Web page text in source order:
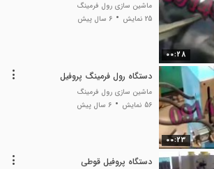
00:28
ماشین سازی رول فرمینگ
25 نمایش
6 سال پیش
00:23
دستگاه رول فرمینگ پروفیل
ماشین سازی رول فرمینگ
56 نمایش
6 سال پیش
دستگاه پروفیل قوطی